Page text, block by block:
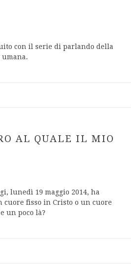
con il serie di parlando della
umana.
AL QUALE IL MIO
lunedì 19 maggio 2014, ha
fisso in Cristo o un cuore
un poco là?